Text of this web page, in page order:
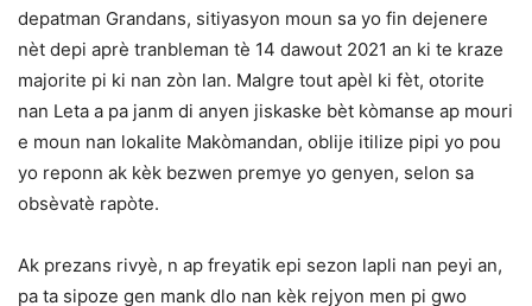
depatman Grandans, sitiyasyon moun sa yo fin dejenere
nèt depi aprè tranbleman tè 14 dawout 2021 an ki te kraze
majorite pi ki nan zòn lan. Malgre tout apèl ki fèt, otorite
nan Leta a pa janm di anyen jiskaske bèt kòmanse ap mouri
e moun nan lokalite Makòmandan, oblije itilize pipi yo pou
yo reponn ak kèk bezwen premye yo genyen, selon sa
obsèvatè rapòte.
Ak prezans rivyè, n ap freyatik epi sezon lapli nan peyi an,
pa ta sipoze gen mank dlo nan kèk rejyon men pi gwo